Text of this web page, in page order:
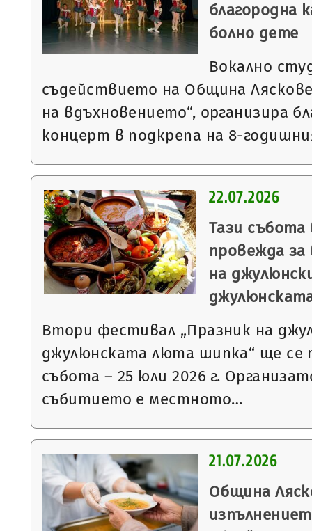
благородна
болно дете
Вокално
съдействието на Община
на вдъхновението“, организира
концерт в подкрепа на 8-
22.07.2026
Тази събота
провежда
на
Втори фестивал „Празник на
джулюнската люта шипка“ ще се
събота – 25 юли 2026 г.
събитието е местното…
21.07.2026
Община